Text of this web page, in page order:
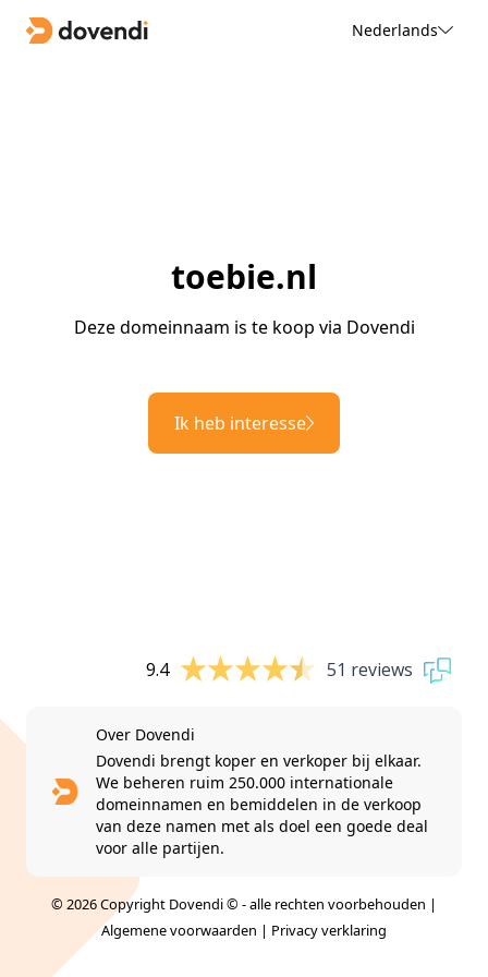
Nederlands
toebie.nl
Deze domeinnaam is te koop via Dovendi
Ik heb interesse
9.4 51 reviews
Over Dovendi
Dovendi brengt koper en verkoper bij elkaar.
We beheren ruim 250.000 internationale
domeinnamen en bemiddelen in de verkoop
van deze namen met als doel een goede deal
voor alle partijen.
© 2026 Copyright Dovendi © - alle rechten voorbehouden |
Algemene voorwaarden | Privacy verklaring